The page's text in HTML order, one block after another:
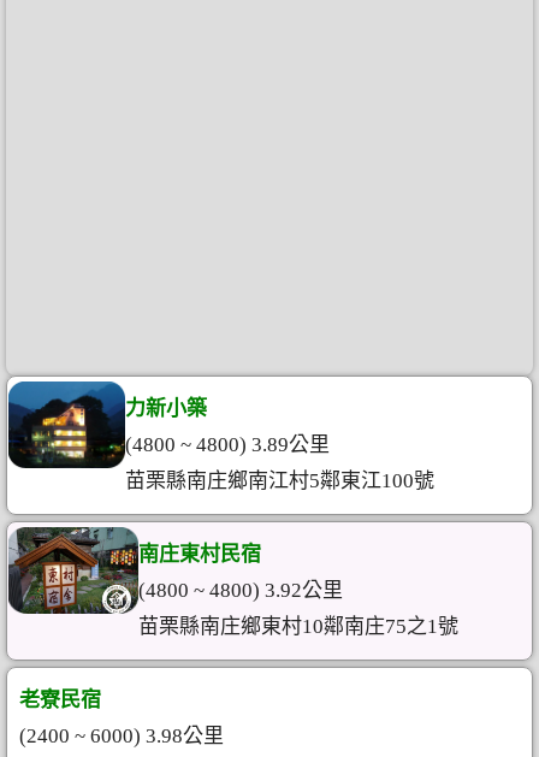
力新小築
(4800 ~ 4800) 3.89公里
苗栗縣南庄鄉南江村5鄰東江100號
南庄東村民宿
(4800 ~ 4800) 3.92公里
苗栗縣南庄鄉東村10鄰南庄75之1號
老寮民宿
(2400 ~ 6000) 3.98公里